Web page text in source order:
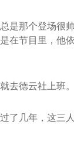
是那个登场很帅
在节目里，他
去德云社上班。
了几年，这三